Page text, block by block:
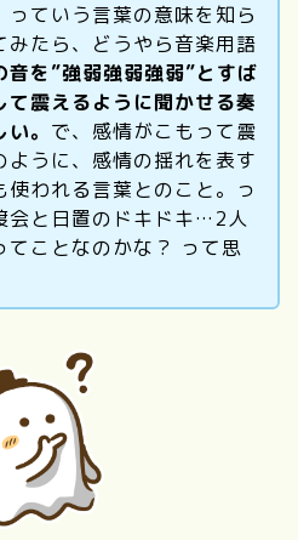
っていう言葉の意味を知ら
みたら、どうやら音楽用語
音を”強弱強弱強弱”とすば
て震えるように聞かせる奏
。 で、感情がこもって震
ように、感情の揺れを表す
使われる言葉とのこと。っ
会と日置のドキドキ…2人
てことなのかな？ って思